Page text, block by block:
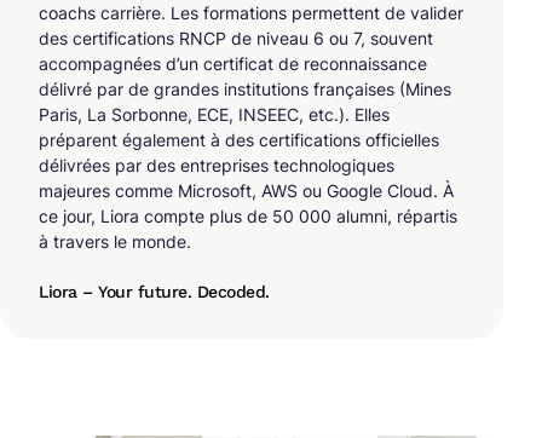
coachs carrière. Les formations permettent de valider
des certifications RNCP de niveau 6 ou 7, souvent
accompagnées d’un certificat de reconnaissance
délivré par de grandes institutions françaises (Mines
Paris, La Sorbonne, ECE, INSEEC, etc.). Elles
préparent également à des certifications officielles
délivrées par des entreprises technologiques
majeures comme Microsoft, AWS ou Google Cloud. À
ce jour, Liora compte plus de 50 000 alumni, répartis
à travers le monde.
Liora – Your future. Decoded.